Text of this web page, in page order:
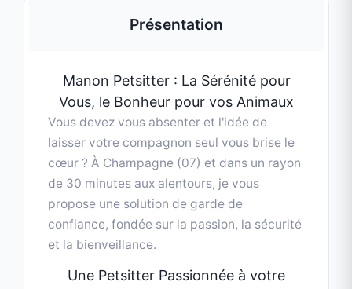
confiance, fondée sur la passion, la sécurité
Service
Parce que nos animaux sont bien plus que
de simples compagnons, ils méritent une
attention toute particulière en votre
absence. Je m'engage à traiter chaque
animal — qu'il soit chien, chat ou petit
mammifère — avec le même amour et la
même rigueur que s'il était le mien.
Mon objectif est simple :maintenir
l'équilibre et le bien-être de votre animal
absolue.
Lire la suite▼